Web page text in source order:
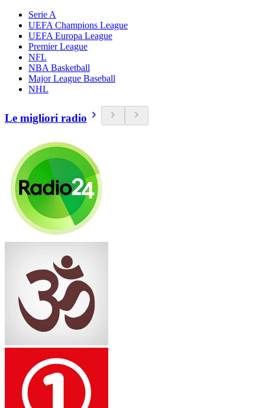
Serie A
UEFA Champions League
UEFA Europa League
Premier League
NFL
NBA Basketball
Major League Baseball
NHL
Le migliori radio